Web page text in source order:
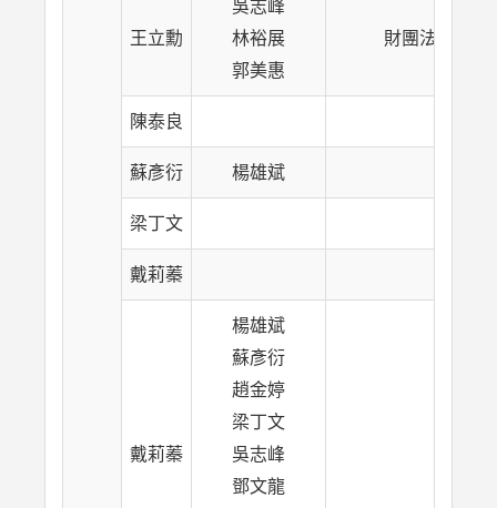
王立勳
吳志峰
林裕展
郭美惠
財團法人張姚
陳泰良
蘇彥衍 楊雄斌
梁丁文
戴莉蓁
戴莉蓁
楊雄斌
蘇彥衍
趙金婷
梁丁文
吳志峰
鄧文龍